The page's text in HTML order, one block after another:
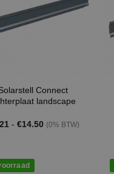
Connect
landscape
- €14.50Prijsklasse:
(0% BTW)